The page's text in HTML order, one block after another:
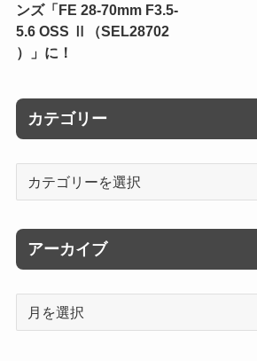
ンズ「FE 28-70mm F3.5-
5.6 OSS Ⅱ（SEL28702
）」に！
カテゴリー
リ
ー
アーカイブ